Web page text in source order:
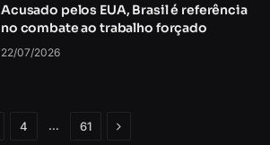
Acusado pelos EUA, Brasil é referência
no combate ao trabalho forçado
22/07/2026
4 … 61 Próximo